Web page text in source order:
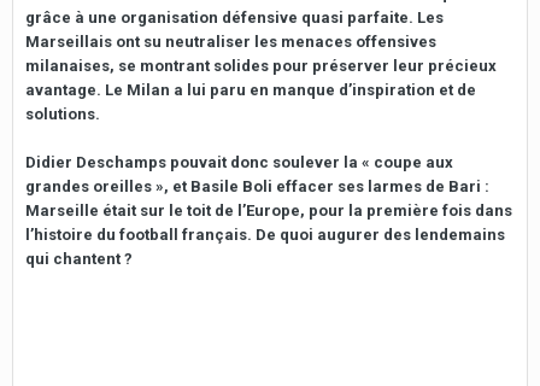
grâce à une organisation défensive quasi parfaite. Les
Marseillais ont su neutraliser les menaces offensives
milanaises, se montrant solides pour préserver leur précieux
avantage. Le Milan a lui paru en manque d’inspiration et de
solutions.
Didier Deschamps pouvait donc soulever la « coupe aux
grandes oreilles », et Basile Boli effacer ses larmes de Bari :
Marseille était sur le toit de l’Europe, pour la première fois dans
l’histoire du football français. De quoi augurer des lendemains
qui chantent ?